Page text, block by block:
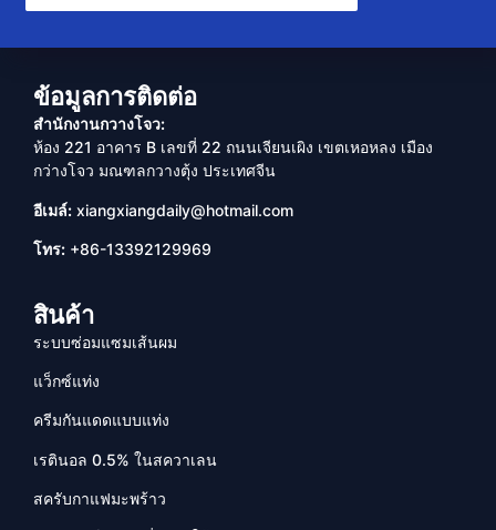
ข้อมูลการติดต่อ
สำนักงานกวางโจว:
ห้อง 221 อาคาร B เลขที่ 22 ถนนเจียนเผิง เขตเหอหลง เมือง
กว่างโจว มณฑลกวางตุ้ง ประเทศจีน
อีเมล์: xiangxiangdaily@hotmail.com
โทร: +86-13392129969
สินค้า
ระบบซ่อมแซมเส้นผม
แว็กซ์แท่ง
ครีมกันแดดแบบแท่ง
เรตินอล 0.5% ในสควาเลน
สครับกาแฟมะพร้าว